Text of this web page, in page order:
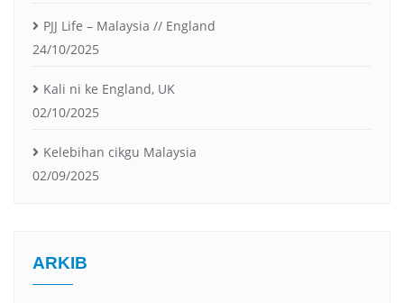
PJJ Life – Malaysia // England
24/10/2025
Kali ni ke England, UK
02/10/2025
Kelebihan cikgu Malaysia
02/09/2025
ARKIB